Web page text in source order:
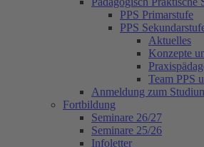
PPS Primarstufe
PPS
Aktuelles
Konzepte
Team PPS
Anmeldung zum
Fortbildung
Seminare 26/27
Seminare 25/26
Infoletter